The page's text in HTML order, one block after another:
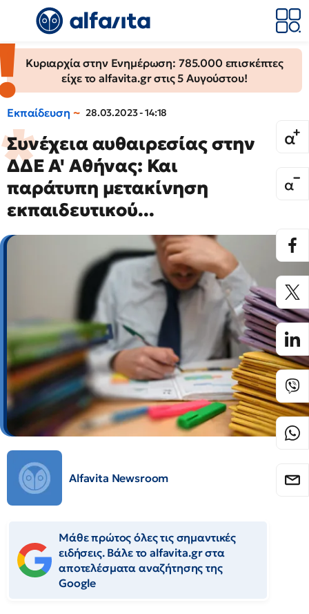
Κυριαρχία στην Ενημέρωση: 785.000 επισκέπτες
είχε το alfavita.gr στις 5 Αυγούστου!
Εκπαίδευση 28.03.2023 - 14:18
Συνέχεια αυθαιρεσίας στην
ΔΔΕ Α' Αθήνας: Και
παράτυπη μετακίνηση
εκπαιδευτικού...
Alfavita Newsroom
Μάθε πρώτος όλες τις σημαντικές
ειδήσεις. Βάλε το alfavita.gr στα
αποτελέσματα αναζήτησης της
Google